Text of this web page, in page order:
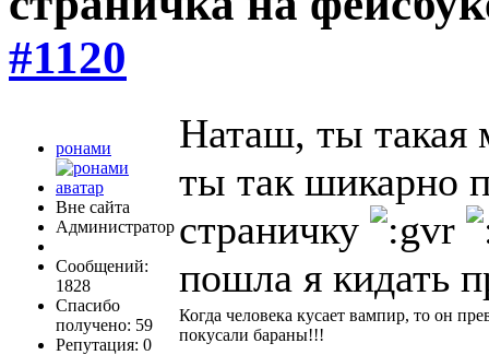
#1120
ронами
Вне сайта
Администратор
Сообщений:
1828
Спасибо
получено: 59
Репутация: 0
Наташ, ты такая
ты так шикарно
страничку
пошла я кидать
Когда человека кусает вампир, то он
покусали бараны!!!